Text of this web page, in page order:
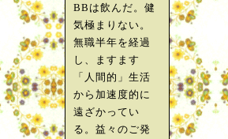
BBは飲んだ。健
気極まりない。
無職半年を経過
し、ますます
「人間的」生活
から加速度的に
遠ざかってい
る。益々のご発